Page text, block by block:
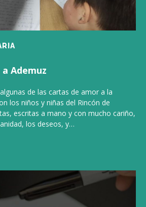
Ademuz
de las cartas de amor a la
los niños y niñas del Rincón de
escritas a mano y con mucho cariño,
los deseos, y…